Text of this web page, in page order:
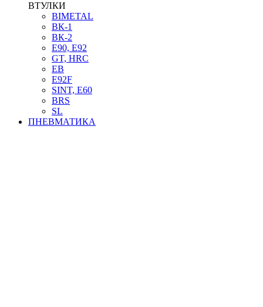
ВТУЛКИ
BIMETAL
ВК-1
ВК-2
Е90, E92
GT, HRC
EB
Е92F
SINT, E60
BRS
SL
ПНЕВМАТИКА